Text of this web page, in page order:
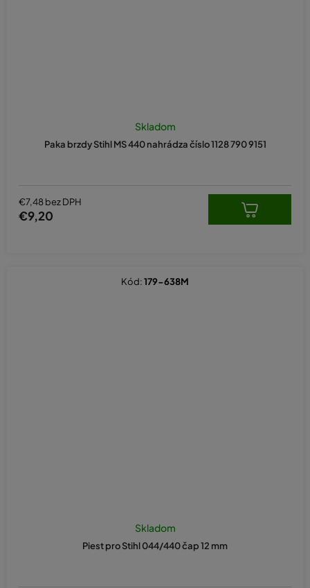
Paka brzdy Stihl MS 440 nahrádza číslo 1128 790 9151
Skladom
€7,48 bez DPH
€9,20
Piest pro Stihl 044/440 čap 12 mm
Skladom
Kód:179-638M